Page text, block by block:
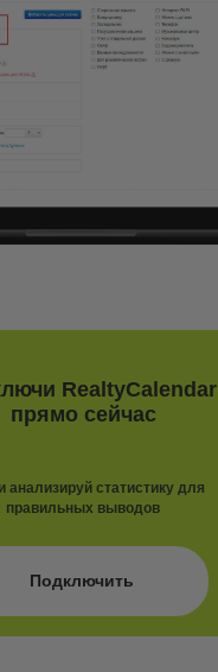
анализируй статистику для
правильных выводов
Подключить
RealtyCalendar
прямо сейчас